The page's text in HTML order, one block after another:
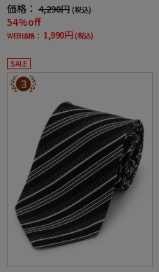
価格： 4,290円 (税込)
54%off
WEB価格： 1,990円 (税込)
SALE
3